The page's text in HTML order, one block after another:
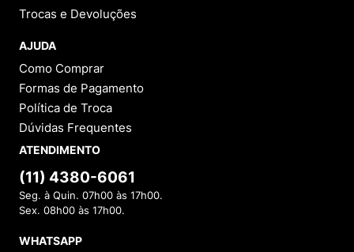
Trocas e Devoluções
AJUDA
Como Comprar
Formas de Pagamento
Política de Troca
Dúvidas Frequentes
ATENDIMENTO
(11) 4380-6061
Seg. à Quin. 07h00 às 17h00.
Sex. 08h00 às 17h00.
WHATSAPP